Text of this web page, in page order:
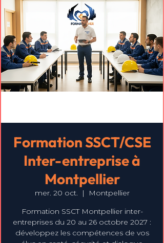
Formation SSCT/CSE
Inter-entreprise à
Montpellier
mer. 20 oct.
  |
Montpellier
Formation SSCT Montpellier inter-
entreprises du 20 au 26 octobre 2027 :
développez les compétences de vos